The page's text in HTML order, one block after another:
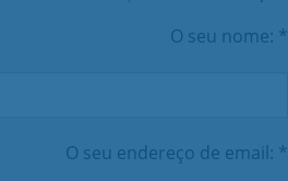
O seu nome: *
O seu endereço de email: *